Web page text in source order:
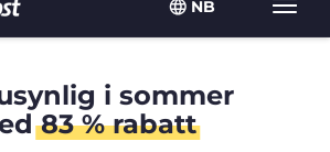
NB
Vis/
i sommer
83 % rabatt